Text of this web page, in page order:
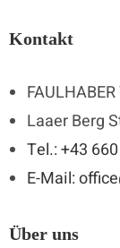
Kontakt
Laaer Berg
Tel.: +43
E-Mail:
Über uns